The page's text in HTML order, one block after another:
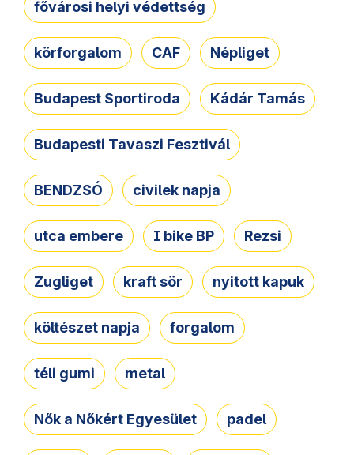
fővárosi helyi védettség
körforgalom CAF Népliget
Budapest Sportiroda Kádár Tamás
Budapesti Tavaszi Fesztivál
BENDZSÓ civilek napja
utca embere I bike BP Rezsi
Zugliget kraft sör nyitott kapuk
költészet napja forgalom
téli gumi metal
Nők a Nőkért Egyesület padel